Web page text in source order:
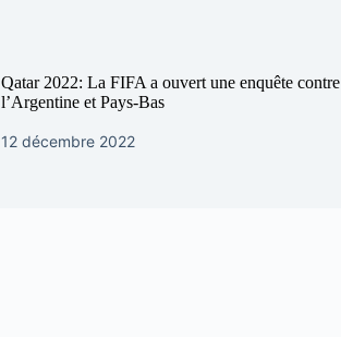
Qatar 2022: La FIFA a ouvert une enquête contre
l’Argentine et Pays-Bas
12 décembre 2022